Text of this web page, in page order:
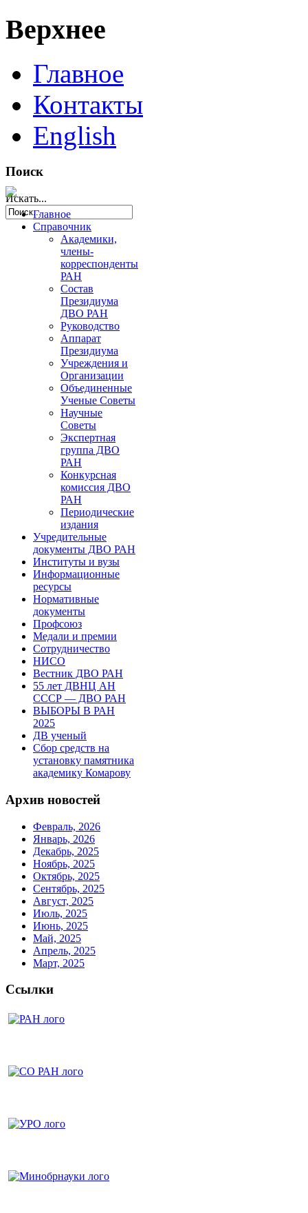
Верхнее
Главное
Контакты
English
Поиск
Искать...
Главное
Справочник
Академики,
члены-
корреспонденты
РАН
Состав
Президиума
ДВО РАН
Руководство
Аппарат
Президиума
Учреждения и
Организации
Объединенные
Ученые Советы
Научные
Советы
Экспертная
группа ДВО
РАН
Конкурсная
комиссия ДВО
РАН
Периодические
издания
Учредительные
документы ДВО РАН
Институты и вузы
Информационные
ресурсы
Нормативные
документы
Профсоюз
Медали и премии
Сотрудничество
НИСО
Вестник ДВО РАН
55 лет ДВНЦ АН
СССР — ДВО РАН
ВЫБОРЫ В РАН
2025
ДВ ученый
Сбор средств на
установку памятника
академику Комарову
Архив новостей
Февраль, 2026
Январь, 2026
Декабрь, 2025
Ноябрь, 2025
Октябрь, 2025
Сентябрь, 2025
Август, 2025
Июль, 2025
Июнь, 2025
Май, 2025
Апрель, 2025
Март, 2025
Ссылки